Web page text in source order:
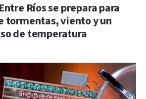
Ríos se prepara para
tormentas, viento y un
de temperatura